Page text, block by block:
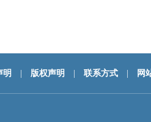
明 版权声明 联系方式 网